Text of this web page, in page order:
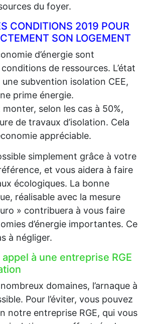
du foyer.
CONDITIONS 2019 POUR
SON LOGEMENT
d’énergie sont
de ressources. L’état
subvention isolation CEE,
prime énergie.
selon les cas à 50%,
de travaux d’isolation. Cela
appréciable.
simplement grâce à votre
et vous aidera à faire
écologiques. La bonne
réalisable avec la mesure
» contribuera à vous faire
d’énergie importantes. Ce
à négliger.
à une entreprise RGE
domaines, l’arnaque à
Pour l’éviter, vous pouvez
notre entreprise RGE, qui vous